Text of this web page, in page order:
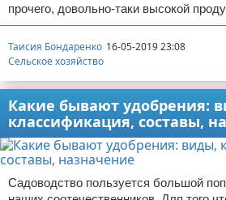
прочего, довольно-таки высокой
Таисия Бондаренко 16-05-2019 23:08
Сельское хозяйство
Какие бывают удобрения:
классификация, составы,
Садоводство пользуется большой